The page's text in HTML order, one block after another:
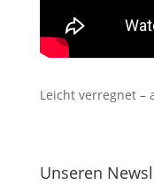
Leicht verregnet –
Unseren